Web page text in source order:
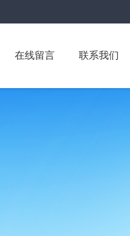
在线留言 联系我们